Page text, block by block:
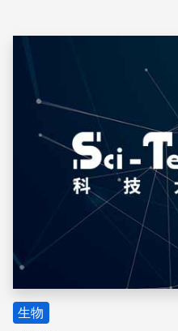
生物